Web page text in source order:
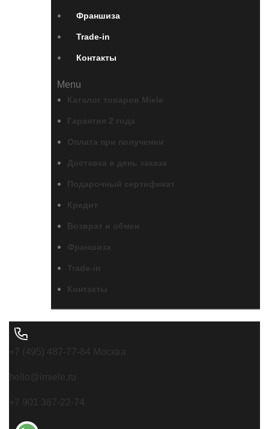
Франшиза
Trade-in
Контакты
Menu
Каталог товаров Miele
Гарантия 2 года
Оплата при получении
Доставка в день заказа
Подарочный сертификат
Кредит
Возврат и обмен
Контакты
+7 (495) 487-77-84 Москва
hello@imiele.ru
+7 901 387-22-74